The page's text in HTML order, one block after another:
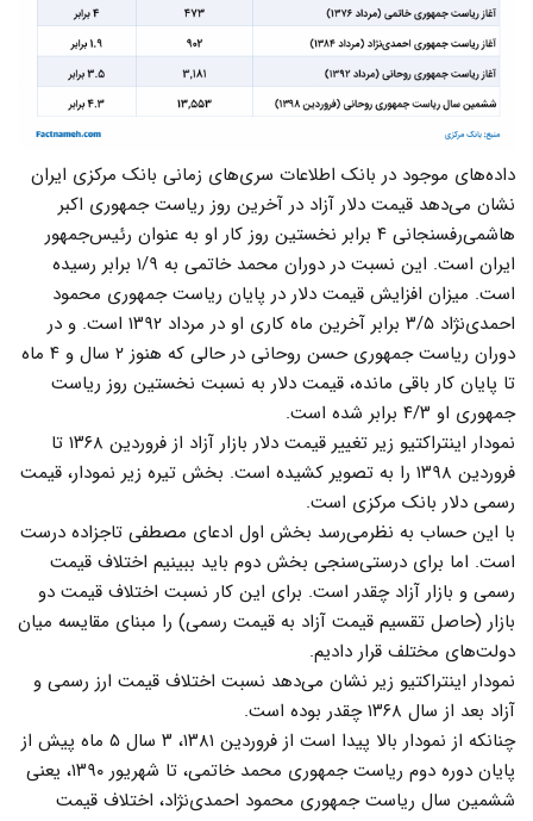
داده‌های موجود در بانک اطلاعات سری‌های زمانی بانک مرکزی ایران
نشان می‌دهد قیمت دلار آزاد در آخرین روز ریاست جمهوری اکبر
هاشمی‌رفسنجانی ۴ برابر نخستین روز کار او به عنوان رئیس‌جمهور
ایران است. این نسبت در دوران محمد خاتمی به ۱/۹ برابر رسیده
است. میزان افزایش قیمت دلار در پایان ریاست جمهوری محمود
احمدی‌نژاد ۳/۵ برابر آخرین ماه کاری او در مرداد ۱۳۹۲ است. و در
دوران ریاست جمهوری حسن روحانی در حالی که هنوز ۲ سال و ۴ ماه
تا پایان کار باقی مانده، قیمت دلار به نسبت نخستین روز ریاست
جمهوری او ۴/۳ برابر شده است.
نمودار اینتراکتیو زیر تغییر قیمت دلار بازار آزاد از فروردین ۱۳۶۸ تا
فروردین ۱۳۹۸ را به تصویر کشیده است. بخش تیره زیر نمودار، قیمت
رسمی دلار بانک مرکزی است.
با این حساب به نظرمی‌رسد بخش اول ادعای مصطفی تاجزاده درست
است. اما برای درستی‌سنجی بخش دوم باید ببینیم اختلاف قیمت
رسمی و بازار آزاد چقدر است. برای این کار نسبت اختلاف قیمت دو
بازار (حاصل تقسیم قیمت آزاد به قیمت رسمی) را مبنای مقایسه میان
دولت‌های مختلف قرار دادیم.
نمودار اینتراکتیو زیر نشان می‌دهد نسبت اختلاف قیمت ارز رسمی و
آزاد بعد از سال ۱۳۶۸ چقدر بوده است.
چنانکه از نمودار بالا پیدا است از فروردین ۱۳۸۱، ۳ سال ۵ ماه پیش از
پایان دوره دوم ریاست جمهوری محمد خاتمی، تا شهریور ۱۳۹۰، یعنی
ششمین سال ریاست جمهوری محمود احمدی‌نژاد، اختلاف قیمت